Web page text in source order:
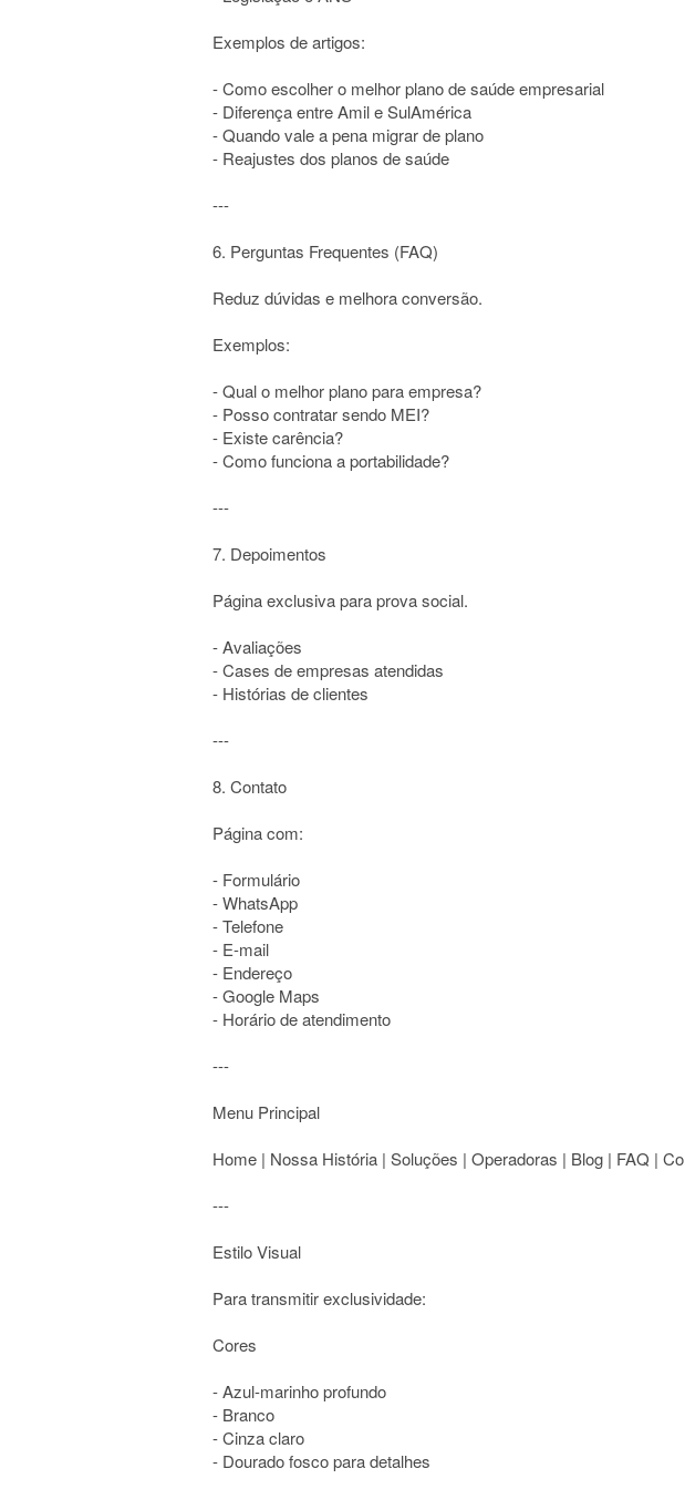
Exemplos de artigos:
- Como escolher o melhor plano de saúde empresarial
- Diferença entre Amil e SulAmérica
- Quando vale a pena migrar de plano
- Reajustes dos planos de saúde
---
6. Perguntas Frequentes (FAQ)
Reduz dúvidas e melhora conversão.
Exemplos:
- Qual o melhor plano para empresa?
- Posso contratar sendo MEI?
- Existe carência?
- Como funciona a portabilidade?
---
7. Depoimentos
Página exclusiva para prova social.
- Avaliações
- Cases de empresas atendidas
- Histórias de clientes
---
8. Contato
Página com:
- Formulário
- WhatsApp
- Telefone
- E-mail
- Endereço
- Google Maps
- Horário de atendimento
---
Menu Principal
Home | Nossa História | Soluções | Operadoras | Blog | FAQ |
---
Estilo Visual
Para transmitir exclusividade:
Cores
- Azul-marinho profundo
- Branco
- Cinza claro
- Dourado fosco para detalhes